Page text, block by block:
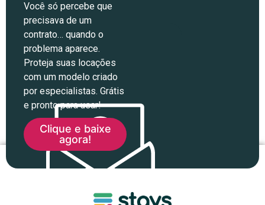
Você só percebe que
precisava de um
contrato… quando o
problema aparece.
Proteja suas locações
com um modelo criado
por especialistas. Grátis
e pronto para usar!
Clique e baixe
agora!